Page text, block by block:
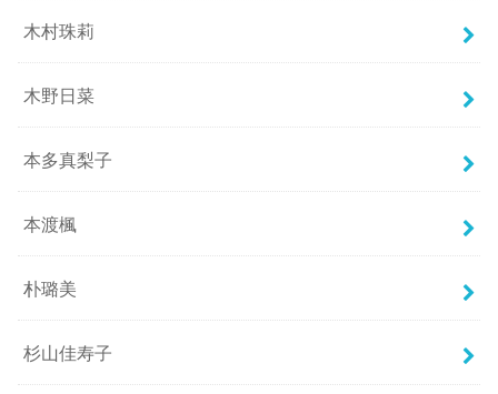
木村珠莉
木野日菜
本多真梨子
本渡楓
朴璐美
杉山佳寿子